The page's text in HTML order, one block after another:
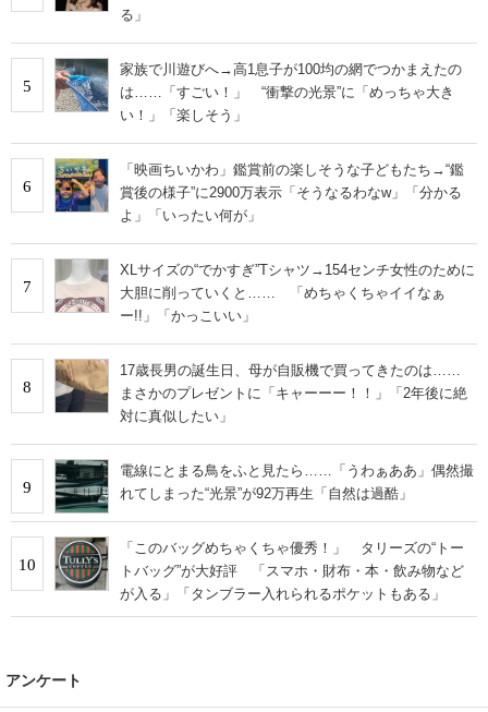
る」
5
家族で川遊びへ→高1息子が100均の網でつかまえたの
は……「すごい！」 “衝撃の光景”に「めっちゃ大き
い！」「楽しそう」
6
「映画ちいかわ」鑑賞前の楽しそうな子どもたち→“鑑
賞後の様子”に2900万表示「そうなるわなw」「分かる
よ」「いったい何が」
7
XLサイズの“でかすぎ”Tシャツ→154センチ女性のために
大胆に削っていくと…… 「めちゃくちゃイイなぁ
ー!!」「かっこいい」
8
17歳長男の誕生日、母が自販機で買ってきたのは……
まさかのプレゼントに「キャーーー！！」「2年後に絶
対に真似したい」
9
電線にとまる鳥をふと見たら……「うわぁああ」偶然撮
れてしまった“光景”が92万再生「自然は過酷」
10
「このバッグめちゃくちゃ優秀！」 タリーズの“トー
トバッグ”が大好評 「スマホ・財布・本・飲み物など
が入る」「タンブラー入れられるポケットもある」
アンケート